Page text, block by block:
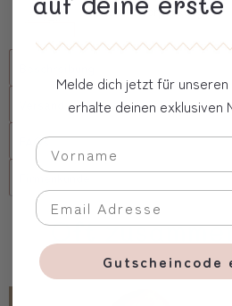
Kostbare Verpackung
FAQs
Firmenkunde
Oft
Melde dich jetzt für
erhalte deinen exklusiven
Gutscheincode